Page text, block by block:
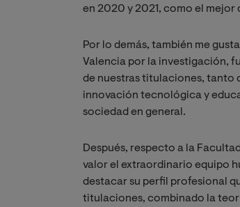
en 2020 y 2021, como el mejor
Por lo demás, también me
Valencia por la investigación,
de nuestras titulaciones, tanto
innovación tecnológica y
sociedad en general.
Después, respecto a la
valor el extraordinario equipo
destacar su perfil profesional
titulaciones, combinado la